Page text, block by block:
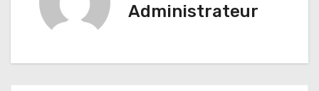
Administrateur